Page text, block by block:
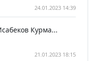
24.01.2023 14:39
Курма...
21.01.2023 18:15